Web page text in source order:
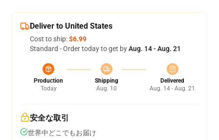
Deliver to United States
Cost to ship:$6.99
Standard - Order today to get byAug. 14 - Aug. 21
Production
Today
Shipping
Aug. 10
Delivered
Aug. 14 - Aug. 21
安全な取引
世界中どこでもお届け